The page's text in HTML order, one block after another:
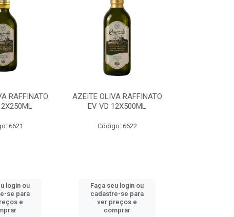
RAFFINATO
6621
login ou
se para
e
AZEITE OLIVA RAFFINATO
EV VD 12X500ML
Código: 6622
Faça seu login ou
cadastre-se para
ver preços e
comprar